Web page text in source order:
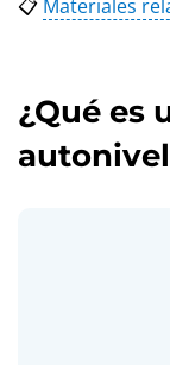
📋 Materiales
¿Qué es